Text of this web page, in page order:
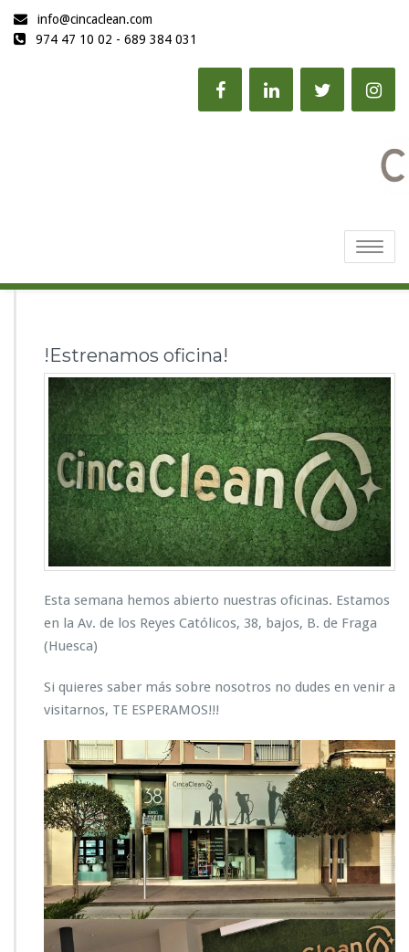
info@cincaclean.com
974 47 10 02 - 689 384 031
Toggle
!Estrenamos oficina!
Esta semana hemos abierto nuestras oficinas. Estamos
en la Av. de los Reyes Católicos, 38, bajos, B. de Fraga
(Huesca)
Si quieres saber más sobre nosotros no dudes en venir a
visitarnos, TE ESPERAMOS!!!